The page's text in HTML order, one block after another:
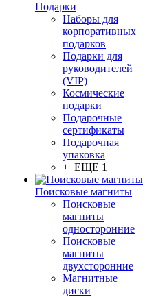
Подарки
Наборы для
корпоративных
подарков
Подарки для
руководителей
(VIP)
Космические
подарки
Подарочные
сертификаты
Подарочная
упаковка
+ ЕЩЕ 1
Поисковые магниты
Поисковые
магниты
односторонние
Поисковые
магниты
двухсторонние
Магнитные
диски